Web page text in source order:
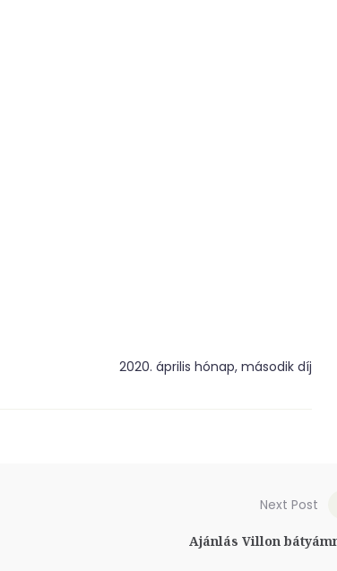
2020. április hónap, második díj
Next Post
Ajánlás Villon